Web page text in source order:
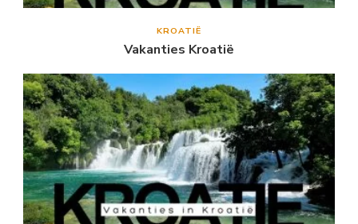
KROATIË
Vakanties Kroatië